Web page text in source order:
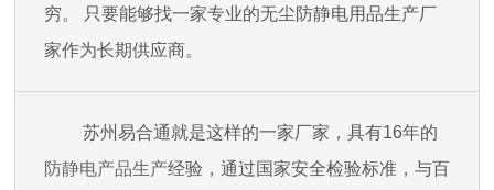
穷。 只要能够找一家专业的无尘防静电用品生产厂
家作为长期供应商。
苏州易合通就是这样的一家厂家，具有16年的
防静电产品生产经验，通过国家安全检验标准，与百